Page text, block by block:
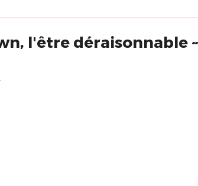
l'être déraisonnable